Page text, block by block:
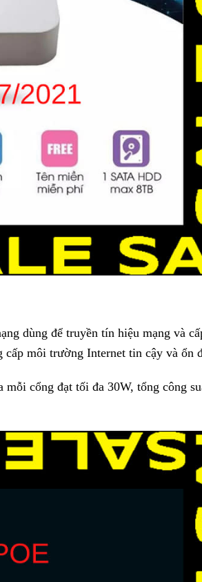
dùng để truyền tín hiệu mạng và
môi trường Internet tin cậy và ổn
cổng đạt tối đa 30W, tổng công